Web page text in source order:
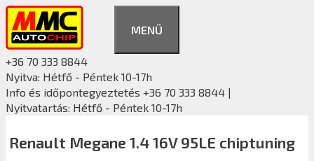
Kilépés
tartalomba
MENÜ
+36 70 333 8844
Nyitva: Hétfő - Péntek 10-17h
Info és időpontegyeztetés +36 70 333 8844 |
Nyitvatartás: Hétfő - Péntek 10-17h
Renault Megane 1.4 16V 95LE chiptuning